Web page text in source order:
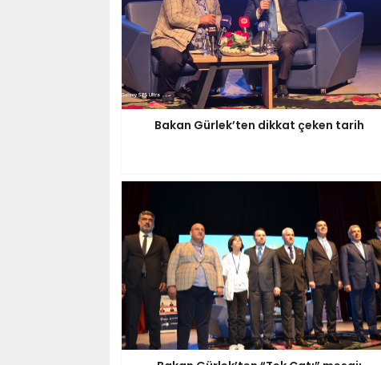
Bakan Gürlek’ten dikkat çeken tarih